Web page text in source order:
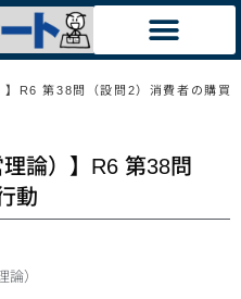
】R6 第38問（設問2）消費者の購買
論）】R6 第38問
動
論）